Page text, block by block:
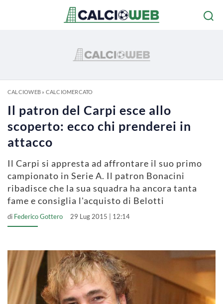
CALCIOWEB» CALCIOMERCATO
Il patron del Carpi esce allo
scoperto: ecco chi prenderei in
attacco
Il Carpi si appresta ad affrontare il suo primo
campionato in Serie A. Il patron Bonacini
ribadisce che la sua squadra ha ancora tanta
fame e consiglia l'acquisto di Belotti
di Federico Gottero 29 Lug 2015 | 12:14